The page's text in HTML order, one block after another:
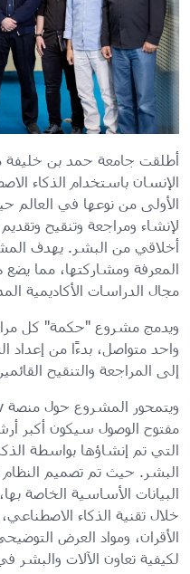
أطلقت جامعة حمد بن خليفة
الإنسان باستخدام الذكاء
الأولى من نوعها في العالم
لإنشاء ومراجعة وتنقيح
أخلاقي من البشر. يهدف
المعرفة ومشاركتها، مما
مجال الدراسات الأكاديمية
ويدمج مشروع "حكمة" كل
واحد متواصل، بدءًا من إعداد
إلى المراجعة والتنقيح
مفتوح الوصول سيكون أكبر
التي تم إنشاؤها بواسطة
البشر. حيث تم تصميم
البيانات الأساسية الخاصة
خلال تقنية الذكاء
الأقران، ومواد العرض
لكيفية تعاون الآلات والبشر